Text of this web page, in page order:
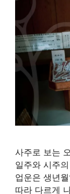
사주로 보는
일주와 시주
업운은 생년
따라 다르게